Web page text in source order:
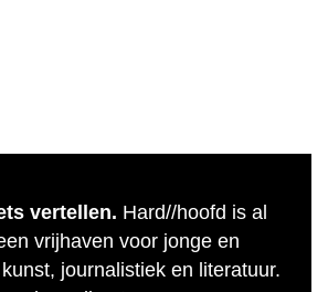
vertellen. Hard//hoofd is al
vrijhaven voor jonge en
journalistiek en literatuur.